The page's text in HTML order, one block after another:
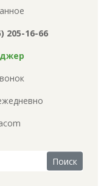
205-16-66